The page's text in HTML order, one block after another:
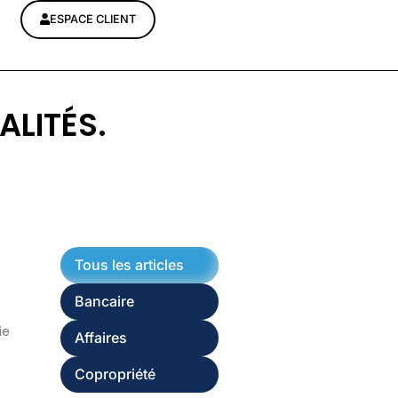
ESPACE CLIENT
Tous les articles
Bancaire
Affaires
Copropriété